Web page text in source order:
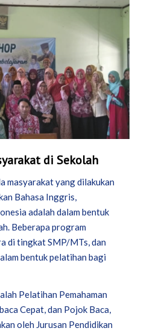
di Sekolah
masyarakat yang dilakukan
Bahasa Inggris,
adalah dalam bentuk
Beberapa program
di tingkat SMP/MTs, dan
bentuk pelatihan bagi
Pelatihan Pemahaman
Cepat, dan Pojok Baca,
oleh Jurusan Pendidikan